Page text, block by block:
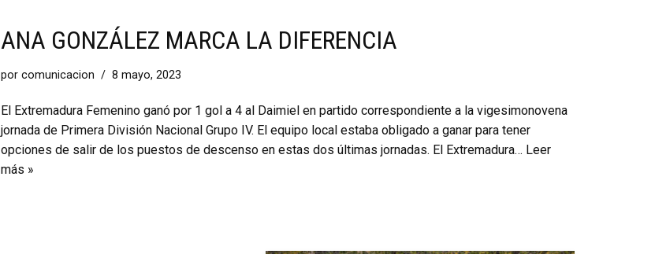
ANA GONZÁLEZ MARCA LA DIFERENCIA
por comunicacion 8 mayo, 2023
El Extremadura Femenino ganó por 1 gol a 4 al Daimiel en partido correspondiente a la vigesimonovena
jornada de Primera División Nacional Grupo IV. El equipo local estaba obligado a ganar para tener
opciones de salir de los puestos de descenso en estas dos últimas jornadas. El Extremadura… Leer
más »